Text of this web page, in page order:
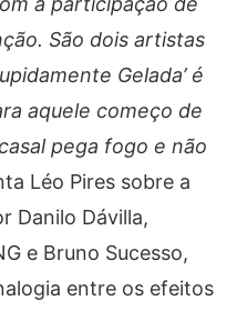
São dois artistas
Gelada’ é
aquele começo de
pega fogo e não
Léo Pires sobre a
Danilo Dávilla,
e Bruno Sucesso,
entre os efeitos